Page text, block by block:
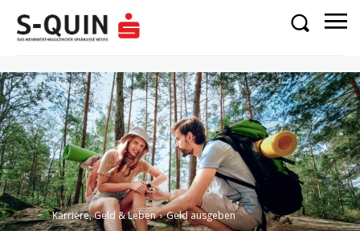
Karriere, Geld & Leben Geld ausgeben